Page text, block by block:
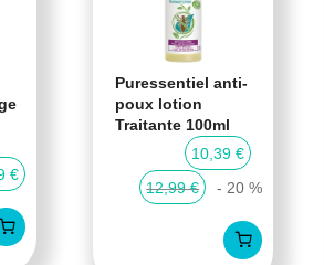
€
Puressentiel anti-
poux lotion
Traitante 100ml
10,39 €
12,99 €
- 20 %